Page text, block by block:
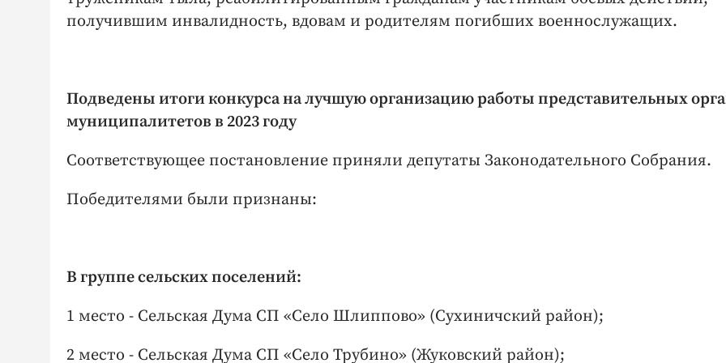
получившим инвалидность, вдовам и родителям погибших военнослужащих.
Подведены итоги конкурса на лучшую организацию работы представительных
муниципалитетов в 2023 году
Соответствующее постановление приняли депутаты Законодательного Собрания.
Победителями были признаны:
В группе сельских поселений:
1 место - Сельская Дума СП «Село Шлиппово» (Сухиничский район);
2 место - Сельская Дума СП «Село Трубино» (Жуковский район);